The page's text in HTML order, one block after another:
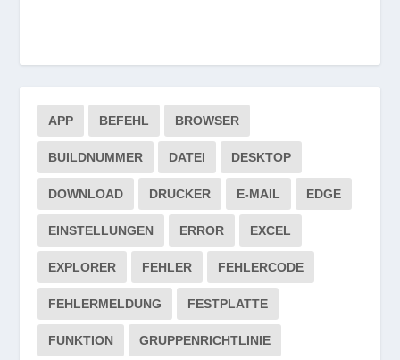
APP BEFEHL BROWSER
BUILDNUMMER DATEI DESKTOP
DOWNLOAD DRUCKER E-MAIL EDGE
EINSTELLUNGEN ERROR EXCEL
EXPLORER FEHLER FEHLERCODE
FEHLERMELDUNG FESTPLATTE
FUNKTION GRUPPENRICHTLINIE